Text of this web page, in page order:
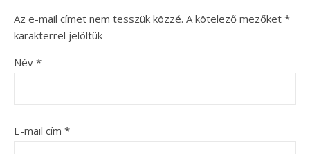
Az e-mail címet nem tesszük közzé. A kötelező mezőket *
karakterrel jelöltük
Név *
E-mail cím *